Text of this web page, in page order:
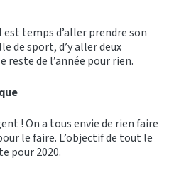
temps d’aller prendre son
de sport, d’y aller deux
de l’année pour rien.
! On a tous envie de rien faire
le faire. L’objectif de tout le
pour 2020.